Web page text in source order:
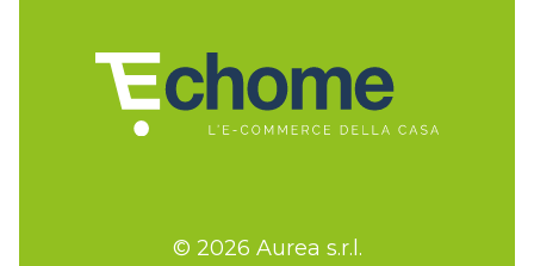
© 2026 Aurea s.r.l.